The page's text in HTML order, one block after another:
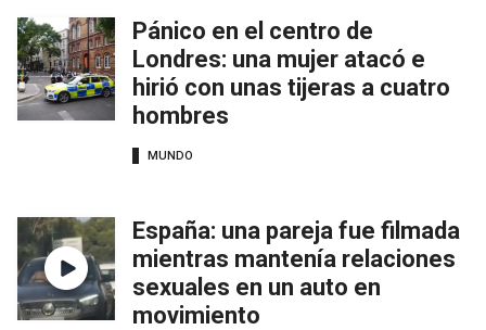
Pánico en el centro de
Londres: una mujer atacó e
hirió con unas tijeras a cuatro
hombres
MUNDO
España: una pareja fue filmada
mientras mantenía relaciones
sexuales en un auto en
movimiento